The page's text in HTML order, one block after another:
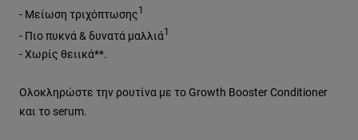
- Μείωση τριχόπτωσης1
- Πιο πυκνά & δυνατά μαλλιά1
- Χωρίς θειικά**.
Ολοκληρώστε την ρουτίνα με το Growth Booster Conditioner
και το serum.